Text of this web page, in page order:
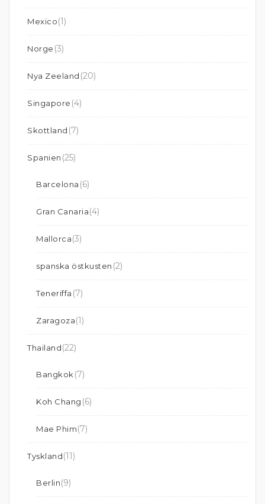
Mexico(1)
Norge (3)
Nya Zeeland (20)
Singapore (4)
Skottland (7)
Spanien (25)
Barcelona (6)
Gran Canaria(4)
Mallorca(3)
spanska östkusten (2)
Teneriffa (7)
Zaragoza(1)
Thailand(22)
Bangkok (7)
Koh Chang (6)
Mae Phim(7)
Tyskland(11)
Berlin(9)